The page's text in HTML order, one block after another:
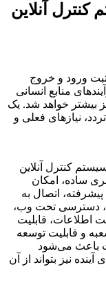
آنلاین
ثبت ورود و خروج
منابع انسانی
بیشتر خواهد شد. یک
نیازهای فعلی و
کنترل آنلاین
ساده، امکان
اتصال به
دسترسی تحت وب،
اطلاعات، قابلیت
و قابلیت توسعه
باعث می‌شود
نیز بتواند از آن